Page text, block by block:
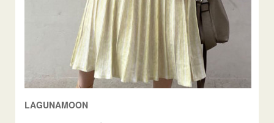
LAGUNAMOON